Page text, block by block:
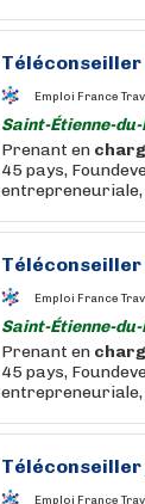
Téléconseiller
Emploi France
Saint-Étienne-
Prenant en
45 pays,
Téléconseiller
Emploi France
Saint-Étienne-
Prenant en
45 pays,
Téléconseiller
Emploi France